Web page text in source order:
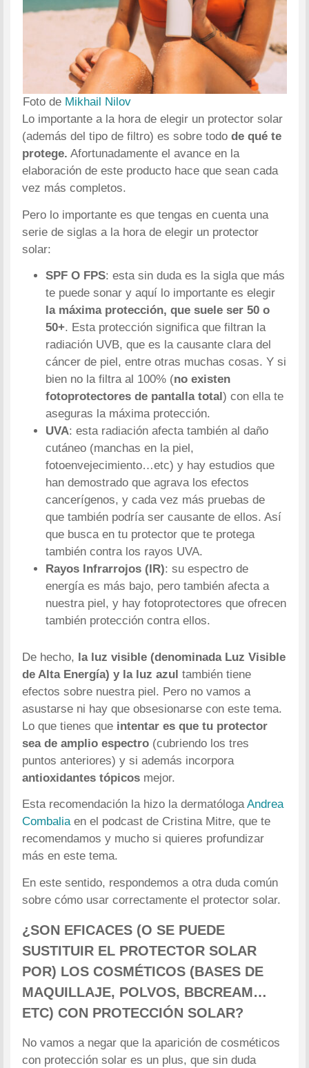
Foto de Mikhail Nilov
Lo importante a la hora de elegir un protector solar
(además del tipo de filtro) es sobre todode qué te
protege. Afortunadamente el avance en la
elaboración de este producto hace que sean cada
vez más completos.
Pero lo importante es que tengas en cuenta una
serie de siglas a la hora de elegir un protector
solar:
SPF O FPS: esta sin duda es la sigla que más
te puede sonar y aquí lo importante es elegir
la máxima protección, que suele ser 50 o
50+. Esta protección significa que filtran la
radiación UVB, que es la causante clara del
cáncer de piel, entre otras muchas cosas. Y si
bien no la filtra al 100% (no existen
fotoprotectores de pantalla total) con ella te
aseguras la máxima protección.
UVA: esta radiación afecta también al daño
cutáneo (manchas en la piel,
fotoenvejecimiento…etc) y hay estudios que
han demostrado que agrava los efectos
cancerígenos, y cada vez más pruebas de
que también podría ser causante de ellos. Así
que busca en tu protector que te protega
también contra los rayos UVA.
Rayos Infrarrojos (IR): su espectro de
energía es más bajo, pero también afecta a
nuestra piel, y hay fotoprotectores que ofrecen
también protección contra ellos.
De hecho, la luz visible (denominada Luz Visible
de Alta Energía) y la luz azultambién tiene
efectos sobre nuestra piel. Pero no vamos a
asustarse ni hay que obsesionarse con este tema.
Lo que tienes que intentar es que tu protector
sea de amplio espectro (cubriendo los tres
puntos anteriores) y si además incorpora
antioxidantes tópicos mejor.
Esta recomendación la hizo la dermatólogaAndrea
Combaliaen el podcast de Cristina Mitre, que te
recomendamos y mucho si quieres profundizar
más en este tema.
En este sentido, respondemos a otra duda común
sobre cómo usar correctamente el protector solar.
¿SON EFICACES (O SE PUEDE
SUSTITUIR EL PROTECTOR SOLAR
POR) LOS COSMÉTICOS (BASES DE
MAQUILLAJE, POLVOS, BBCREAM…
ETC) CON PROTECCIÓN SOLAR?
No vamos a negar que la aparición de cosméticos
con protección solar es un plus, que sin duda